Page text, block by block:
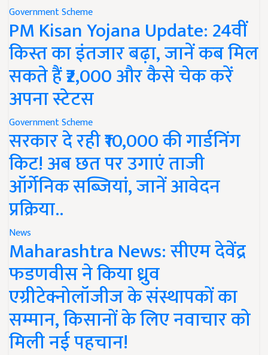
Government Scheme
PM Kisan Yojana Update: 24वीं
किस्त का इंतजार बढ़ा, जानें कब मिल
सकते हैं ₹2,000 और कैसे चेक करें
अपना स्टेटस
Government Scheme
सरकार दे रही ₹10,000 की गार्डनिंग
किट! अब छत पर उगाएं ताजी
ऑर्गेनिक सब्जियां, जानें आवेदन
प्रक्रिया..
News
Maharashtra News: सीएम देवेंद्र
फडणवीस ने किया ध्रुव
एग्रीटेक्नोलॉजीज के संस्थापकों का
सम्मान, किसानों के लिए नवाचार को
मिली नई पहचान!